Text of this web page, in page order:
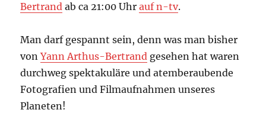
Bertrand ab ca 21:00 Uhrauf n-tv.
Man darf gespannt sein, denn was man bisher
vonYann Arthus-Bertrand gesehen hat waren
durchweg spektakuläre und atemberaubende
Fotografien und Filmaufnahmen unseres
Planeten!